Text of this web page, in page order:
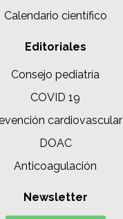
Calendario científico
Editoriales
Consejo pediatría
COVID 19
cardiovascular
DOAC
Anticoagulación
Newsletter